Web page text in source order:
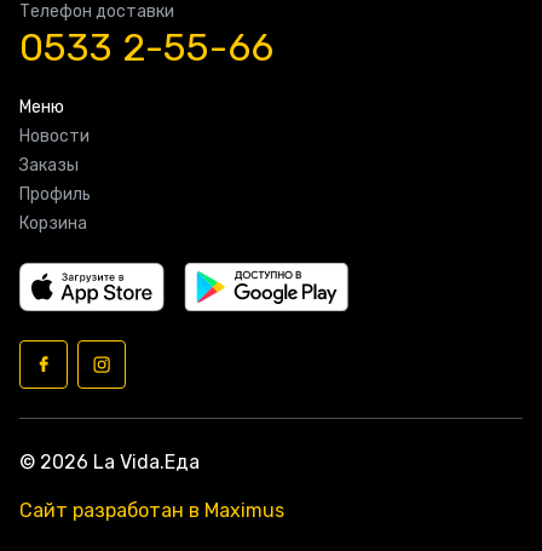
Телефон доставки
0533 2-55-66
Меню
Новости
Заказы
Профиль
Корзина
© 2026 La Vida.Еда
Сайт разработан в Maximus